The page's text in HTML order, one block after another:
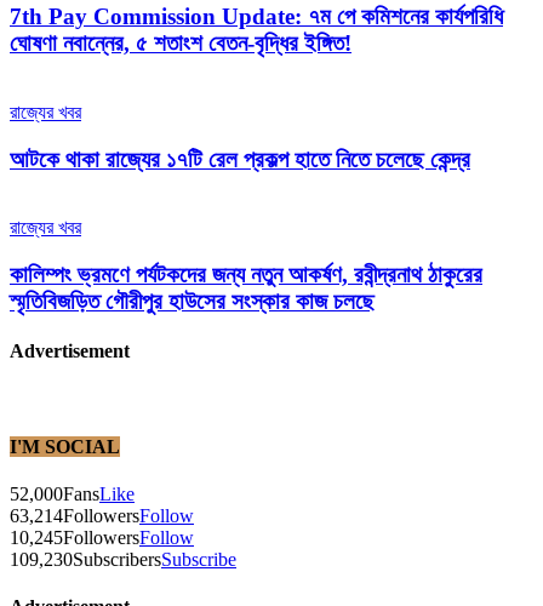
7th Pay Commission Update: ৭ম পে কমিশনের কার্যপরিধি
ঘোষণা নবান্নের, ৫ শতাংশ বেতন-বৃদ্ধির ইঙ্গিত!
রাজ্যের খবর
আটকে থাকা রাজ্যের ১৭টি রেল প্রকল্প হাতে নিতে চলেছে কেন্দ্র
রাজ্যের খবর
কালিম্পং ভ্রমণে পর্যটকদের জন্য নতুন আকর্ষণ, রবীন্দ্রনাথ ঠাকুরের
স্মৃতিবিজড়িত গৌরীপুর হাউসের সংস্কার কাজ চলছে
Advertisement
I'M SOCIAL
52,000FansLike
63,214FollowersFollow
10,245FollowersFollow
109,230SubscribersSubscribe